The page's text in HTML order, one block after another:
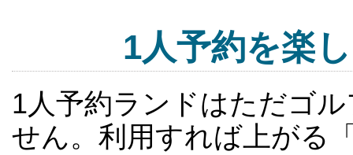
1人予約を楽
1人予約ランドはただゴ
せん。利用すれば上がる